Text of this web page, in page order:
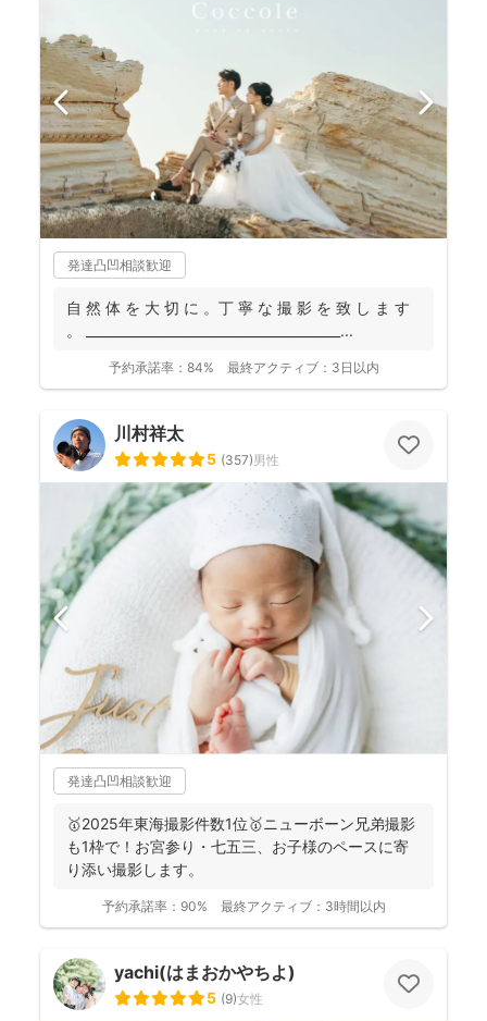
発達凸凹相談歓迎
自 然 体 を 大 切 に 。丁 寧 な 撮 影 を 致 し ま す
。 _______________________________________...
予約承諾率： 84% 最終アクティブ： 3日以内
川村祥太
5 (357)男性
発達凸凹相談歓迎
🥇2025年東海撮影件数1位🥇ニューボーン兄弟撮影
も1枠で！お宮参り・七五三、お子様のペースに寄
り添い撮影します。
予約承諾率： 90% 最終アクティブ： 3時間以内
yachi(はまおかやちよ)
5 (9)女性